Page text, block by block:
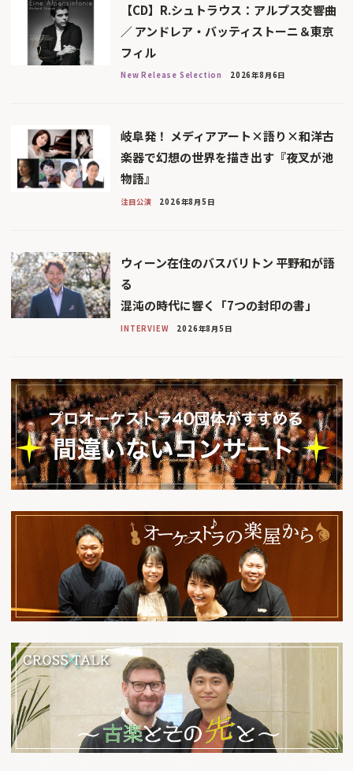
【CD】R.シュトラウス：アルプス交響曲
／ アンドレア・バッティストーニ＆東京
フィル
New Release Selection 2026年8月6日
岐阜発！ メディアアート×語り×和洋古
楽器で幻想の世界を描き出す『夜叉が池
物語』
注目公演 2026年8月5日
ウィーン在住のバスバリトン 平野和が語
る
混沌の時代に響く「7つの封印の書」
INTERVIEW 2026年8月5日